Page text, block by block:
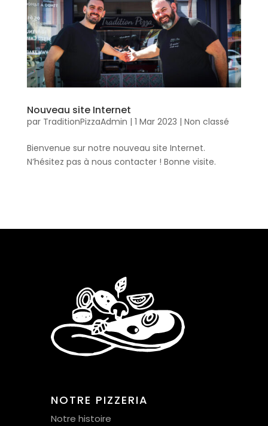
Nouveau site Internet
par TraditionPizzaAdmin | 1 Mar 2023 | Non classé
Bienvenue sur notre nouveau site Internet.
N’hésitez pas à nous contacter ! Bonne visite.
NOTRE PIZZERIA
Notre histoire